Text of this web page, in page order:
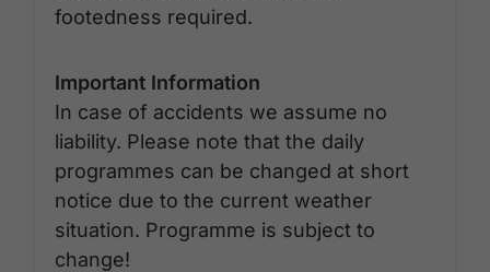
footedness required.
Important Information
In case of accidents we assume no
liability. Please note that the daily
programmes can be changed at short
notice due to the current weather
situation. Programme is subject to
change!